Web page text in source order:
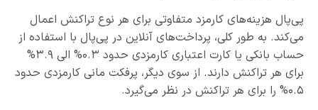
پی‌پال هزینه‌های کارمزد متفاوتی برای هر نوع تراکنش اعمال
می‌کند. به طور کلی، پرداخت‌های آنلاین در پی‌پال با استفاده از
حساب بانکی یا کارت اعتباری کارمزدی حدود ۰.۳% الی ۳.۹%
برای هر تراکنش دارند. از سوی دیگر، پرفکت مانی کارمزدی حدود
۰.۵% را برای هر تراکنش در نظر می‌گیرد.